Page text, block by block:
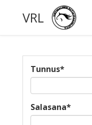
VRL
Tunnus*
Salasana*